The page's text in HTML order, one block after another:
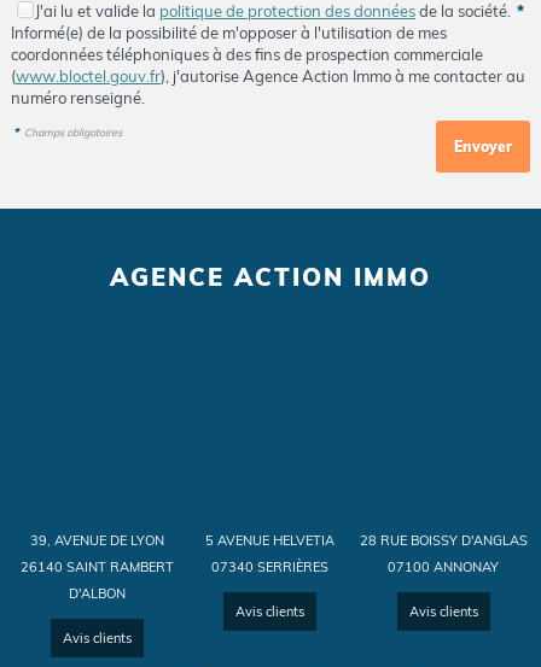
J'ai lu et valide la politique de protection des donnéesde la société. *
Informé(e) de la possibilité de m'opposer à l'utilisation de mes
coordonnées téléphoniques à des fins de prospection commerciale
(www.bloctel.gouv.fr), j'autorise Agence Action Immo à me contacter au
numéro renseigné.
* Champs obligatoires
AGENCE ACTION IMMO
39, AVENUE DE LYON
26140 SAINT RAMBERT
D'ALBON
Avis clients
5 AVENUE HELVETIA
07340 SERRIÈRES
Avis clients
28 RUE BOISSY D'ANGLAS
07100 ANNONAY
Avis clients